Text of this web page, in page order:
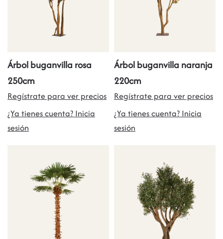
Árbol buganvilla rosa
250cm
Regístrate para ver precios
¿Ya tienes cuenta? Inicia
sesión
Árbol buganvilla naranja
220cm
Regístrate para ver precios
¿Ya tienes cuenta? Inicia
sesión